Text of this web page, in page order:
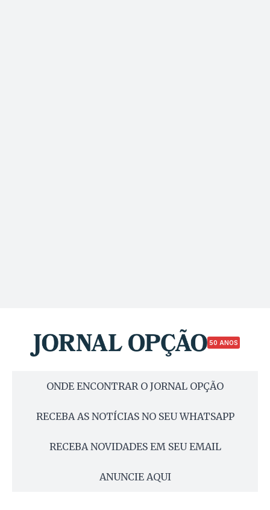
50 ANOS
ONDE ENCONTRAR O JORNAL OPÇÃO
RECEBA AS NOTÍCIAS NO SEU WHATSAPP
RECEBA NOVIDADES EM SEU EMAIL
ANUNCIE AQUI